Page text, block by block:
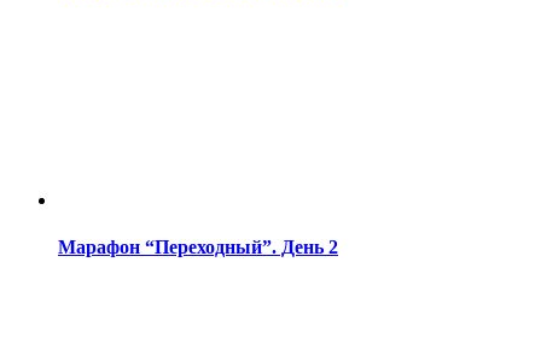
Марафон “Переходный”. День 2